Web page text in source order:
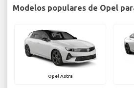
Modelos populares de Opel
Opel Astra